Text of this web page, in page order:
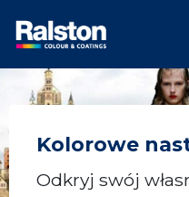
Kolorowe
Odkryj swój